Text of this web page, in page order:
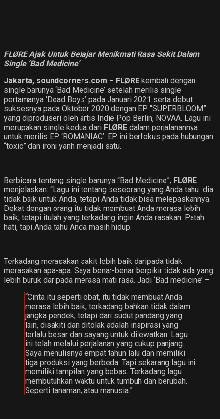
FLØRE Ajak Untuk Belajar Menikmati Rasa Sakit Dalam
Single ‘Bad Medicine’
Jakarta, soundcorners.com – FLØRE kembali dengan
single barunya ‘Bad Medicine’ setelah merilis single
pertamanya ‘Dead Boys’ pada Januari 2021 serta debut
suksesnya pada Oktober 2020 dengan EP “SUPERBLOOM”
yang diproduseri oleh artis Indie Pop Berlin, NOVAA. Lagu ini
merupakan single kedua dari FLØRE dalam perjalanannya
untuk merilis EP ‘ROMANIAC’. EP ini berfokus pada hubungan
“toxic” dan ironi yanh menjadi satu.
Berbicara tentang single barunya “Bad Medicine”, FLØRE
menjelaskan: “Lagu ini tentang seseorang yang Anda tahu dia
tidak baik untuk Anda, tetapi Anda tidak bisa melepaskannya.
Dekat dengan orang itu tidak membuat Anda merasa lebih
baik, tetapi itulah yang terkadang ingin Anda rasakan. Patah
hati, tapi Anda tahu Anda masih hidup.
Terkadang merasakan sakit lebih baik daripada tidak
merasakan apa-apa. Saya benar-benar berpikir tidak ada yang
lebih buruk daripada merasa mati rasa. Jadi ‘Bad medicine’ –
“Cinta itu seperti obat, itu tidak membuat Anda
merasa lebih baik, terkadang bahkan tidak dalam
jangka pendek, tetapi dari sudut pandang yang
lain, disakiti dan ditolak adalah inspirasi yang
terlalu besar dan sayang untuk dilewatkan. Lagu
ini telah melalui perjalanan yang cukup panjang.
Saya menulisnya empat tahun lalu dan memiliki
tiga produksi yang berbeda. Tapi sekarang lagu ini
memiliki tampilan yang bebas. Terkadang lagu
membutuhkan waktu untuk tumbuh dan berubah.
Seperti tanaman, atau manusia.”